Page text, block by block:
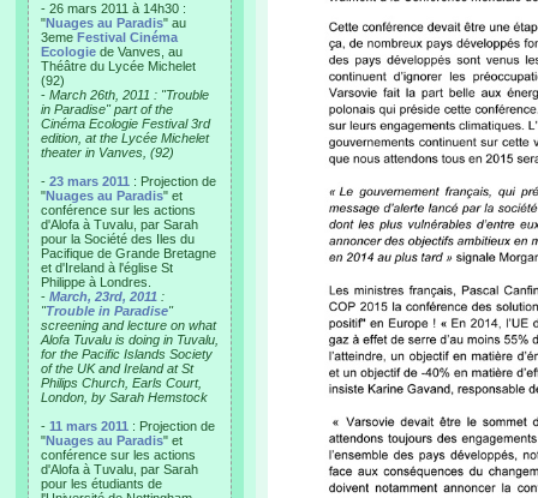
- 26 mars 2011 à 14h30 :
"Nuages au Paradis" au
3eme Festival Cinéma
Ecologie de Vanves, au
Théâtre du Lycée Michelet
(92)
- March 26th, 2011 : "Trouble
in Paradise" part of the
Cinéma Ecologie Festival 3rd
edition, at the Lycée Michelet
theater in Vanves, (92)
- 23 mars 2011 : Projection de
"Nuages au Paradis" et
conférence sur les actions
d'Alofa à Tuvalu, par Sarah
pour la Société des Iles du
Pacifique de Grande Bretagne
et d'Ireland à l'église St
Philippe à Londres.
- March, 23rd, 2011 :
"Trouble in Paradise"
screening and lecture on what
Alofa Tuvalu is doing in Tuvalu,
for the Pacific Islands Society
of the UK and Ireland at St
Philips Church, Earls Court,
London, by Sarah Hemstock
- 11 mars 2011 : Projection de
"Nuages au Paradis" et
conférence sur les actions
d'Alofa à Tuvalu, par Sarah
pour les étudiants de